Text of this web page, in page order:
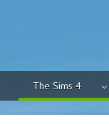
The Sims 4